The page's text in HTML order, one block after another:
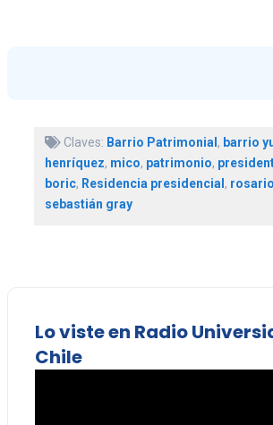
Claves: Barrio Patrimonial, barrio
henríquez, mico, patrimonio,
boric, Residencia presidencial,
sebastián gray
Lo viste en Radio
Chile